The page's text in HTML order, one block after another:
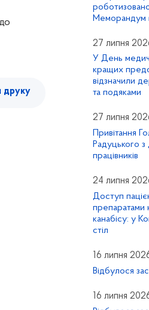
друку
Меморандум
27 липня
У День
кращих
відзначили
та подяками
27 липня
Привітання
Радуцького
працівників
24 липня
Доступ
препаратами
канабісу: у
стіл
16 липня
Відбулося
16 липня